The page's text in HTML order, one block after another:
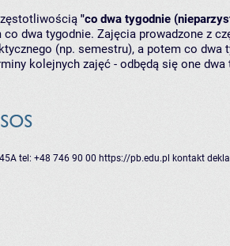
"co dwa tygodnie
co dwa tygodnie. Zajęcia prowadzone z
(np. semestru), a potem co
kolejnych zajęć - odbędą się one
tel: +48 746 90 00 https://pb.edu.pl kontakt